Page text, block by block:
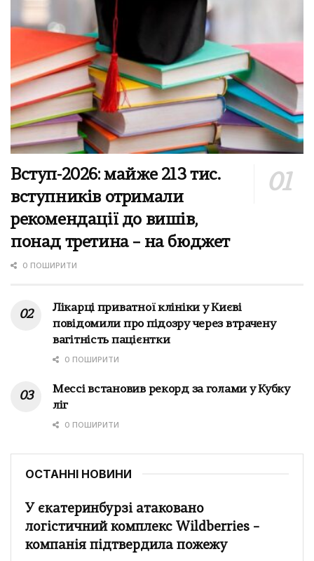
Вступ-2026: майже 213 тис.
вступників отримали
рекомендації до вишів,
понад третина – на бюджет
0 ПОШИРИТИ
Лікарці приватної клініки у Києві
повідомили про підозру через втрачену
вагітність пацієнтки
0 ПОШИРИТИ
Мессі встановив рекорд за голами у Кубку
ліг
0 ПОШИРИТИ
ОСТАННІ НОВИНИ
У єкатеринбурзі атаковано
логістичний комплекс Wildberries –
компанія підтвердила пожежу